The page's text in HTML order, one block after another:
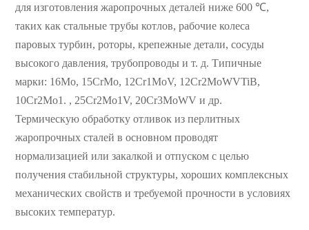
для изготовления жаропрочных деталей ниже 600 ℃,
таких как стальные трубы котлов, рабочие колеса
паровых турбин, роторы, крепежные детали, сосуды
высокого давления, трубопроводы и т. д. Типичные
марки: 16Mo, 15CrMo, 12Cr1MoV, 12Cr2MoWVTiB,
10Cr2Mo1. , 25Cr2Mo1V, 20Cr3MoWV и др.
Термическую обработку отливок из перлитных
жаропрочных сталей в основном проводят
нормализацией или закалкой и отпуском с целью
получения стабильной структуры, хороших комплексных
механических свойств и требуемой прочности в условиях
высоких температур.